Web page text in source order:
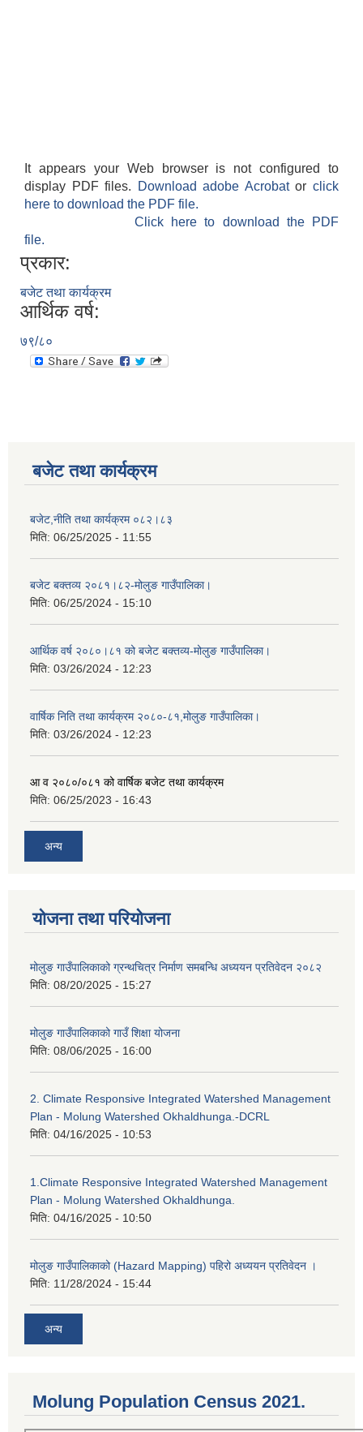
It appears your Web browser is not configured to
display PDF files.
Download adobe Acrobatorclick
here to download the PDF file.
Click here to download the PDF
file.
प्रकार:
बजेट तथा कार्यक्रम
आर्थिक वर्ष:
७९/८०
बजेट तथा कार्यक्रम
बजेट,नीति तथा कार्यक्रम ०८२।८३
मिति: 06/25/2025 - 11:55
बजेट बक्तव्य २०८१।८२-मोलुङ गाउँपालिका।
मिति: 06/25/2024 - 15:10
आर्थिक वर्ष २०८०।८१ को बजेट बक्तव्य-मोलुङ गाउँपालिका।
मिति: 03/26/2024 - 12:23
वार्षिक निति तथा कार्यक्रम २०८०-८१,मोलुङ गाउँपालिका।
मिति: 03/26/2024 - 12:23
आ व २०८०/०८१ को वार्षिक बजेट तथा कार्यक्रम
मिति: 06/25/2023 - 16:43
अन्य
योजना तथा परियोजना
मोलुङ गाउँपालिकाको ग्रन्थचित्र निर्माण समबन्धि अध्ययन प्रतिवेदन २०८२
मिति: 08/20/2025 - 15:27
मोलुङ गाउँपालिकाको गाउँ शिक्षा योजना
मिति: 08/06/2025 - 16:00
2. Climate Responsive Integrated Watershed Management
Plan - Molung Watershed Okhaldhunga.-DCRL
मिति: 04/16/2025 - 10:53
1.Climate Responsive Integrated Watershed Management
Plan - Molung Watershed Okhaldhunga.
मिति: 04/16/2025 - 10:50
मोलुङ गाउँपालिकाको (Hazard Mapping) पहिरो अध्ययन प्रतिवेदन ।
मिति: 11/28/2024 - 15:44
अन्य
Molung Population Census 2021.